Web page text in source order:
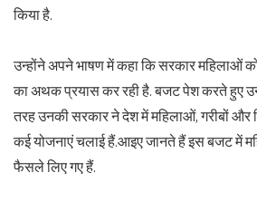
किया है.
उन्होंने अपने भाषण में कहा कि सरकार महिलाओं
का अथक प्रयास कर रही है. बजट पेश करते हुए
तरह उनकी सरकार ने देश में महिलाओं, गरीबों और
कई योजनाएं चलाई हैं.आइए जानते हैं इस बजट में
फैसले लिए गए हैं.